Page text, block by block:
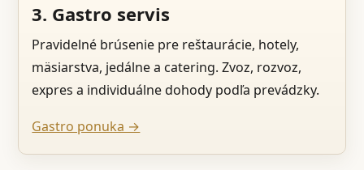
3. Gastro servis
Pravidelné brúsenie pre reštaurácie, hotely,
mäsiarstva, jedálne a catering. Zvoz, rozvoz,
expres a individuálne dohody podľa prevádzky.
Gastro ponuka →